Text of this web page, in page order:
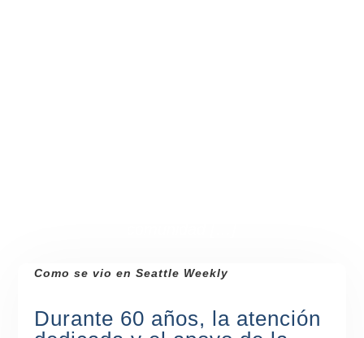
Como se vio en Seattle Weekly
Durante 60 años, la atención